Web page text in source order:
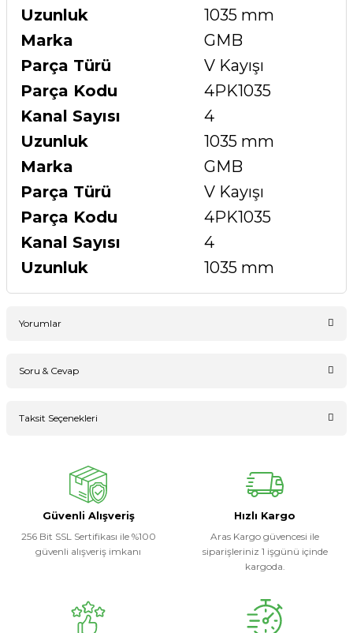
Uzunluk
1035 mm
Marka
GMB
Parça Türü
V Kayışı
Parça Kodu
4PK1035
Kanal Sayısı
4
Uzunluk
1035 mm
Marka
GMB
Parça Türü
V Kayışı
Parça Kodu
4PK1035
Kanal Sayısı
4
Uzunluk
1035 mm
Yorumlar
Soru & Cevap
Taksit Seçenekleri
Güvenli Alışveriş
256 Bit SSL Sertifikası ile %100
güvenli alışveriş imkanı
Hızlı Kargo
Aras Kargo güvencesi ile
siparişleriniz 1 işgünü içinde
kargoda.